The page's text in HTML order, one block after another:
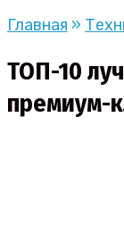
Главная »
ТОП-10
премиум-